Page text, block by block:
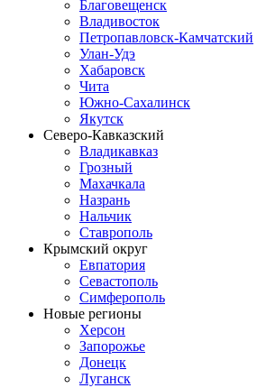
Благовещенск
Владивосток
Петропавловск-Камчатский
Улан-Удэ
Хабаровск
Чита
Южно-Сахалинск
Якутск
Северо-Кавказский
Владикавказ
Грозный
Махачкала
Назрань
Нальчик
Ставрополь
Крымский округ
Евпатория
Севастополь
Симферополь
Новые регионы
Херсон
Запорожье
Донецк
Луганск